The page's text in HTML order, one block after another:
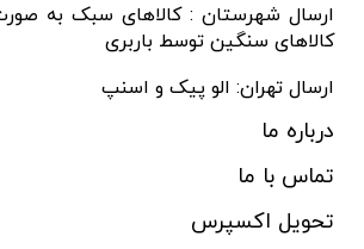
ارسال شهرستان : کالاهای سبک به
کالاهای سنگین توسط باربری
ارسال تهران: الو پیک و اسنپ
درباره ما
تماس با ما
تحویل اکسپرس